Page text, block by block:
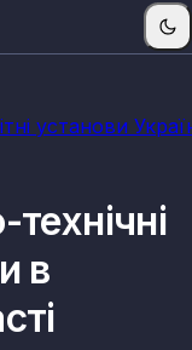
установи
в